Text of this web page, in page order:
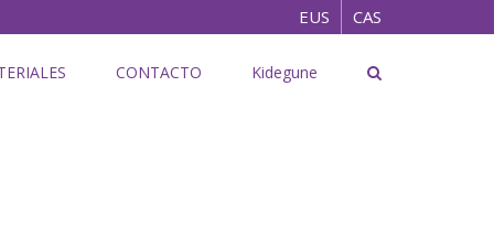
EUS CAS
CONTACTO Kidegune